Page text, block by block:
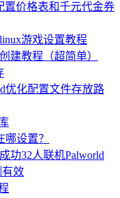
置价格表和千元代金券
游戏设置教程
建教程（超简单）
优化配置文件存放路
设置？
功32人联机Palworld
有效